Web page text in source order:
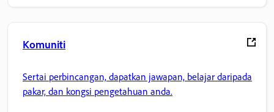
Komuniti
Sertai perbincangan, dapatkan jawapan, belajar daripada
pakar, dan kongsi pengetahuan anda.